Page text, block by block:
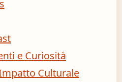
e Curiosità
Culturale